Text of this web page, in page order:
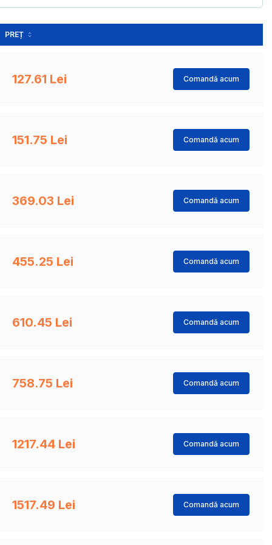
PREȚ
127.61 Lei Comandă acum
151.75 Lei Comandă acum
369.03 Lei Comandă acum
455.25 Lei Comandă acum
610.45 Lei Comandă acum
758.75 Lei Comandă acum
1217.44 Lei Comandă acum
1517.49 Lei Comandă acum